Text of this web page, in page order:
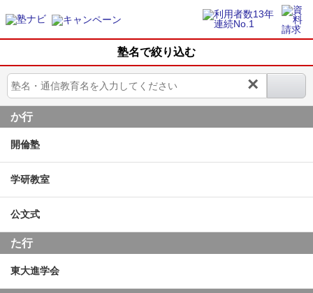
塾名で絞り込む
×
か行
開倫塾
学研教室
公文式
た行
東大進学会